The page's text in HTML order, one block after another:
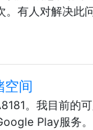
有人对解决此
间
。我目前的
Play服务